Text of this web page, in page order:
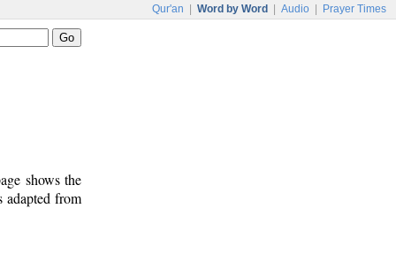
Qur'an Word by Word Audio Prayer Times
shows the
adapted from